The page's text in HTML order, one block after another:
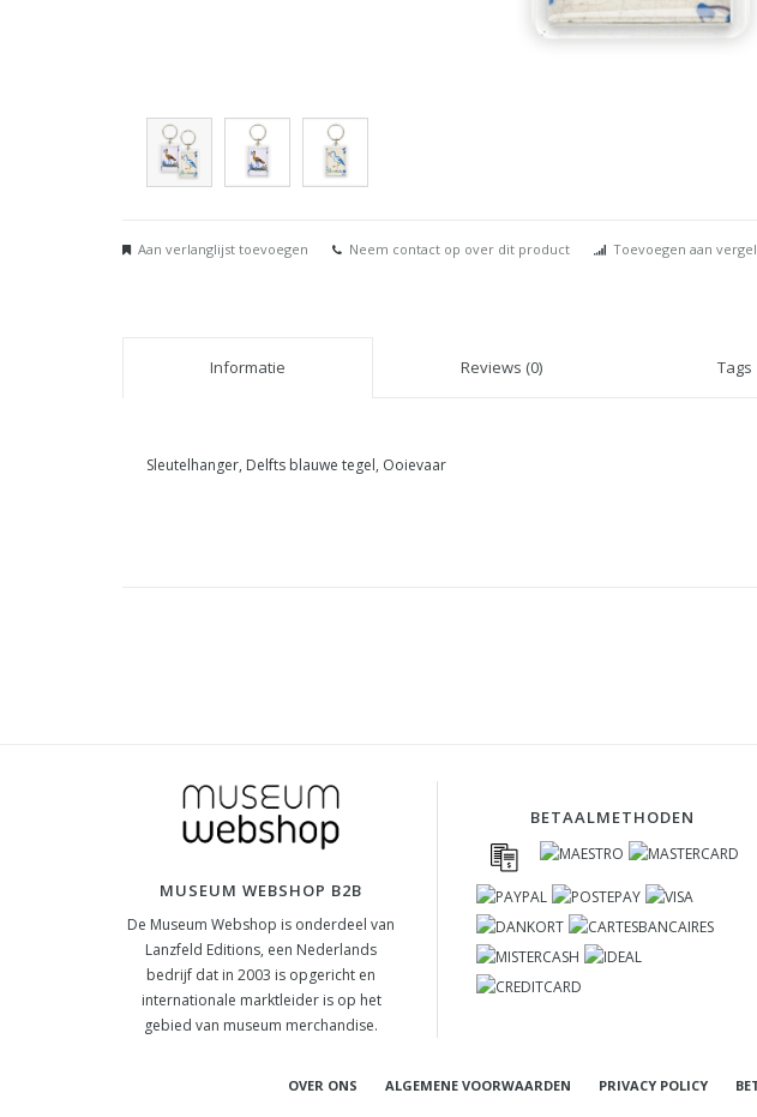
Aan verlanglijst toevoegen Neem contact op over dit product Toevoegen aan
Informatie Reviews (0) Tags
Sleutelhanger, Delfts blauwe tegel, Ooievaar
MUSEUM WEBSHOP B2B
De Museum Webshop is onderdeel van
Lanzfeld Editions, een Nederlands
bedrijf dat in 2003 is opgericht en
internationale marktleider is op het
gebied van museum merchandise.
BETAALMETHODEN
OVER ONS ALGEMENE VOORWAARDEN PRIVACY POLICY